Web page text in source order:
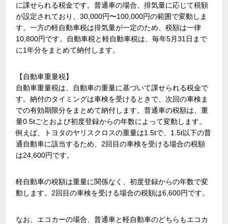
に課せられる税金です。普通車の場合、排気量に応じて税額
が設定されており、30,000円〜100,000円の範囲で変動しま
す。一方の軽自動車税は排気量が一定のため、税額は一律
10,800円です。自動車税と軽自動車税は、毎年5月31日まで
に1年分をまとめて納付します。
【自動車重量税】
自動車重量税は、自動車の重量に基づいて課せられる税金で
す。納付のタイミングは車検を受けるときで、次回の車検ま
での有効期限分をまとめて納付します。普通車の税額は、重
量0.5tごとおよび初度登録からの年数によって変動します。
例えば、トヨタのヤリスクロスの重量は1.5tで、1.5t以下の普
通自動車に該当するため、2回目の車検を受ける場合の税額
は24,600円です。
軽自動車の税額は重量に関係なく、初度登録からの年数で変
動します。2回目の車検を受ける場合の税額は6,600円です。
なお、エコカーの場合、普通車と軽自動車のどちらもエコカ